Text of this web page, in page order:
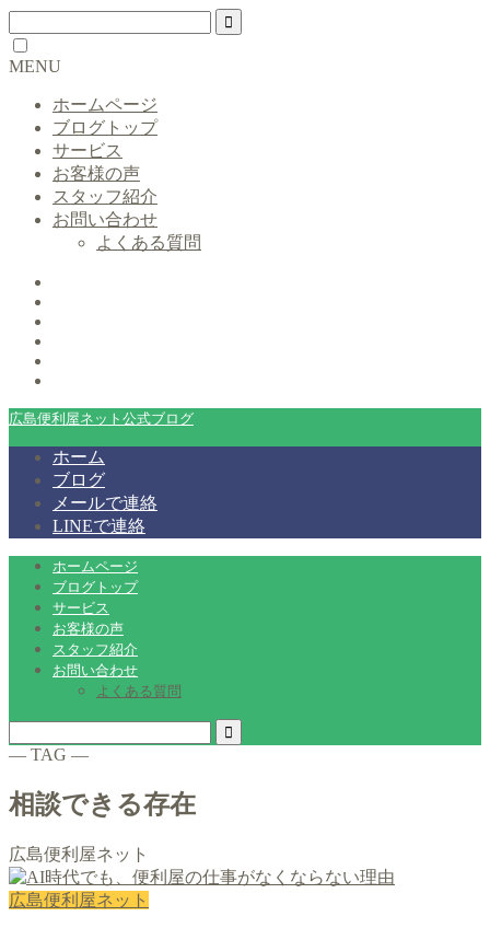
MENU
ホームページ
ブログトップ
サービス
お客様の声
スタッフ紹介
お問い合わせ
よくある質問
広島便利屋ネット公式ブログ
ホーム
ブログ
メールで連絡
LINEで連絡
ホームページ
ブログトップ
サービス
お客様の声
スタッフ紹介
お問い合わせ
よくある質問
― TAG ―
相談できる存在
広島便利屋ネット
広島便利屋ネット